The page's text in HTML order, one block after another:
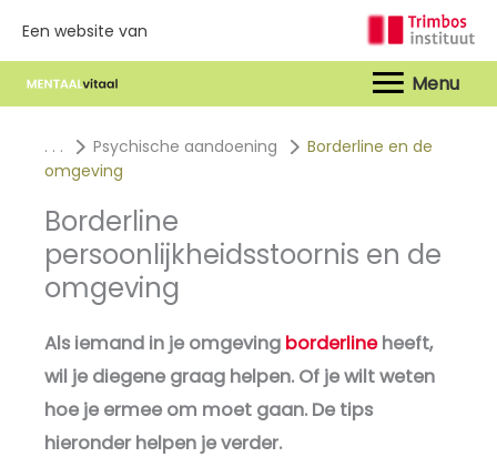
Een website van
. . . Psychische aandoening
Borderline en de
omgeving
Borderline
persoonlijkheidsstoornis en de
omgeving
Als iemand in je omgeving borderlineheeft,
wil je diegene graag helpen. Of je wilt weten
hoe je ermee om moet gaan. De tips
hieronder helpen je verder.